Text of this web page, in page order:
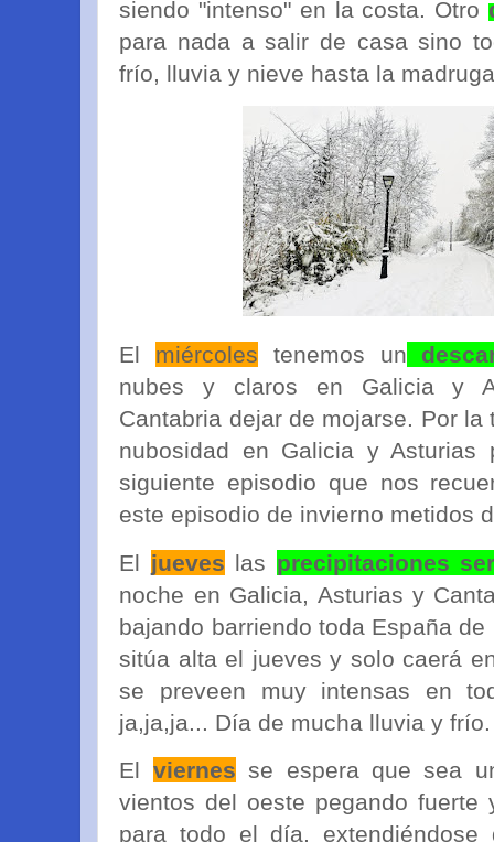
siendo "intenso" en la costa. Otro
para nada a salir de casa sino
frío, lluvia y nieve hasta la
El miércoles tenemos un
nubes y claros en Galicia y
Cantabria dejar de mojarse. Por
nubosidad en Galicia y
siguiente episodio que nos
este episodio de invierno metidos
El jueves las precipitaciones
noche en Galicia, Asturias y
bajando barriendo toda España
sitúa alta el jueves y solo caerá
se preveen muy intensas en
ja,ja,ja... Día de mucha lluvia y frío.
El viernes se espera que sea
vientos del oeste pegando
para todo el día,